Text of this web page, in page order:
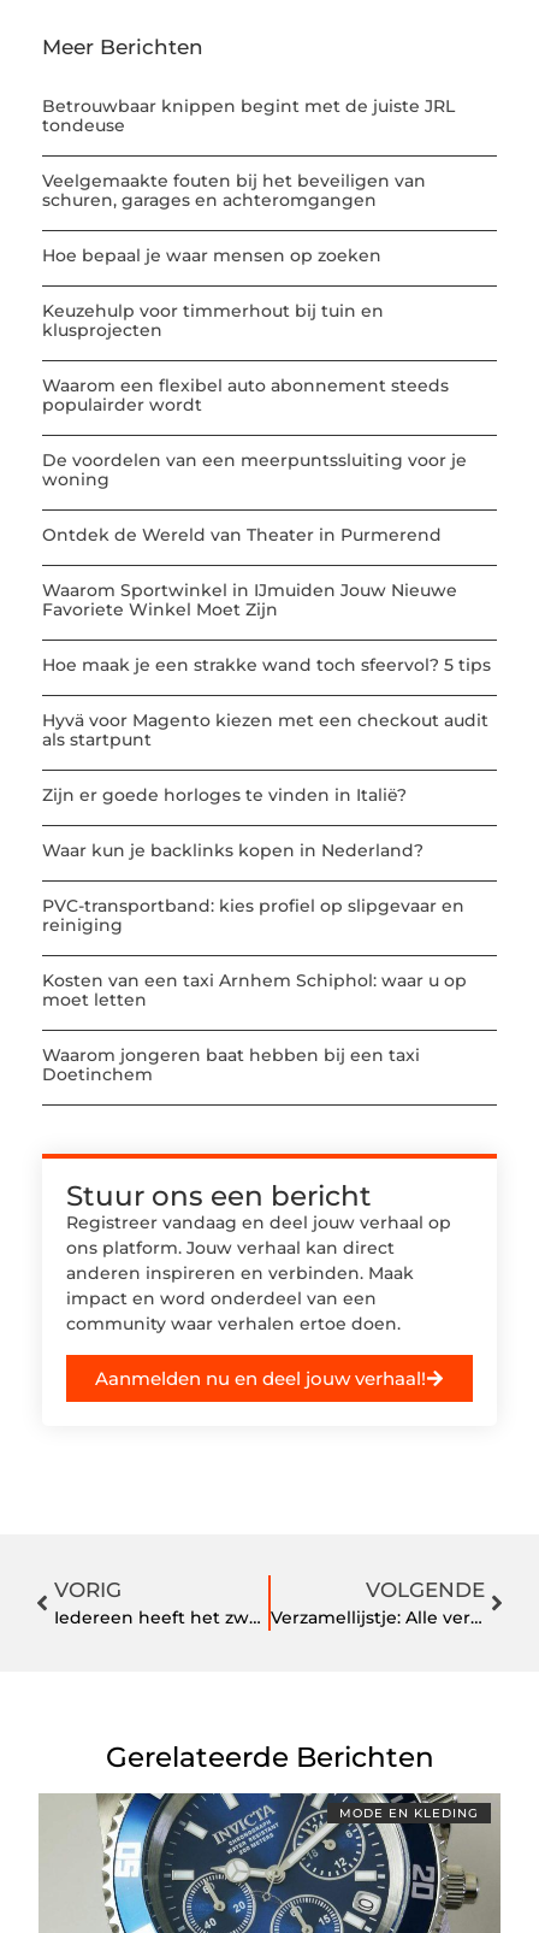
Meer Berichten
Betrouwbaar knippen begint met de juiste JRL
tondeuse
Veelgemaakte fouten bij het beveiligen van
schuren, garages en achteromgangen
Hoe bepaal je waar mensen op zoeken
Keuzehulp voor timmerhout bij tuin en
klusprojecten
Waarom een flexibel auto abonnement steeds
populairder wordt
De voordelen van een meerpuntssluiting voor je
woning
Ontdek de Wereld van Theater in Purmerend
Waarom Sportwinkel in IJmuiden Jouw Nieuwe
Favoriete Winkel Moet Zijn
Hoe maak je een strakke wand toch sfeervol? 5 tips
Hyvä voor Magento kiezen met een checkout audit
als startpunt
Zijn er goede horloges te vinden in Italië?
Waar kun je backlinks kopen in Nederland?
PVC-transportband: kies profiel op slipgevaar en
reiniging
Kosten van een taxi Arnhem Schiphol: waar u op
moet letten
Waarom jongeren baat hebben bij een taxi
Doetinchem
Stuur ons een bericht
Registreer vandaag en deel jouw verhaal op
ons platform. Jouw verhaal kan direct
anderen inspireren en verbinden. Maak
impact en word onderdeel van een
community waar verhalen ertoe doen.
Aanmelden nu en deel jouw verhaal!
VORIG
Iedereen heeft het zwaar door de pandemie
VOLGENDE
Verzamellijstje: Alle verschillende soorten tablethouders
Gerelateerde Berichten
MODE EN KLEDING